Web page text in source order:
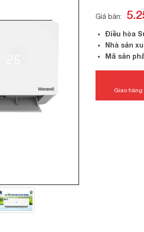
đánh giá
Giá bán:
Điều hòa
Nhà sản
Mã sản
Giao